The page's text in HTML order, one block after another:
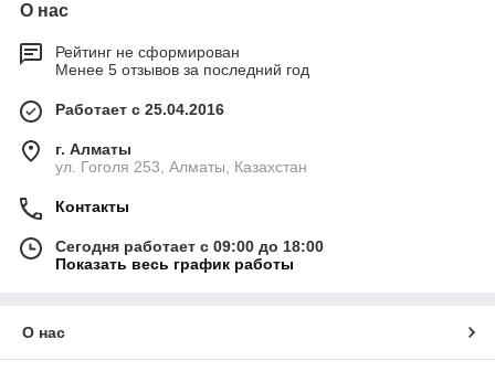
О нас
Рейтинг не сформирован
Менее 5 отзывов за последний год
Работает с 25.04.2016
г. Алматы
ул. Гоголя 253, Алматы, Казахстан
Контакты
Сегодня работает с 09:00 до 18:00
Показать весь график работы
О нас